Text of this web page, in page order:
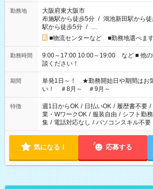
勤務地
大阪府東大阪市
布施駅から徒歩5分 / 鴻池新田駅から
駅から徒歩5分 / …
■物流センターなど ■勤務地選べま
勤務時間
9:00～17:00 10:00～19:00 など ■ 他の時間帯もお気軽にご相
談ください！
期間
単発1日～！ ★勤務開始日や期間はお
い！ ＃8月～ ＃9月～
特徴 週1日からOK / 日払いOK / 履歴書不要 /
業・WワークOK / 服装自由 / シフト勤務
集 / 電話対応なし / パソコンスキル不要
気になる！ 応募する